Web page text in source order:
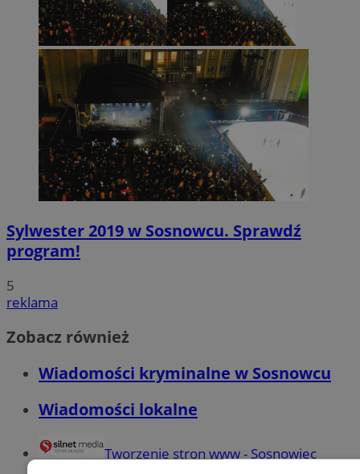
Sylwester 2019 w Sosnowcu. Sprawdź
program!
5
reklama
Zobacz również
Wiadomości kryminalne w Sosnowcu
Wiadomości lokalne
Tworzenie stron www - Sosnowiec